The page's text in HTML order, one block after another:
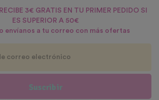
3€ GRATIS EN TU PRIMER PEDIDO SI
ES SUPERIOR A 50€
envíanos a tu correo con más ofertas
Suscribir